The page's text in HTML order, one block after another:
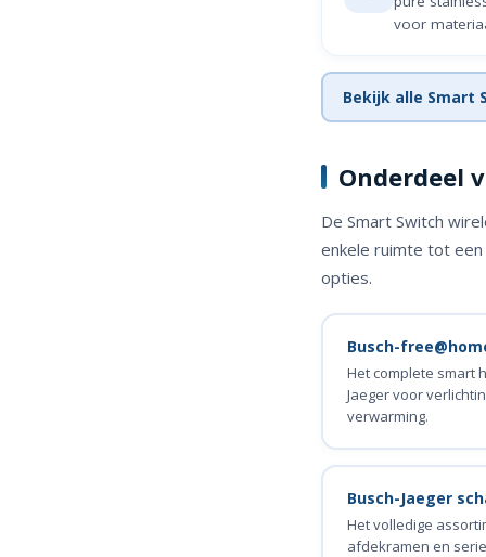
voor
Bekijk alle Smart
Onderdeel
De Smart Switch
enkele ruimte tot
opties.
Busch-
Het complete smart
Jaeger voor
verwarming.
Busch-Jaeger
Het volledige
afdekramen en